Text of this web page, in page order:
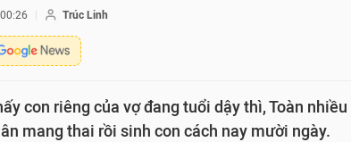
Trúc Linh
con riêng của vợ đang tuổi dậy thì, Toàn
mang thai rồi sinh con cách nay mười ngày.